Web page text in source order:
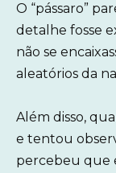
O “pássaro”
detalhe fosse
não se
aleatórios da
Além disso,
e tentou
percebeu que